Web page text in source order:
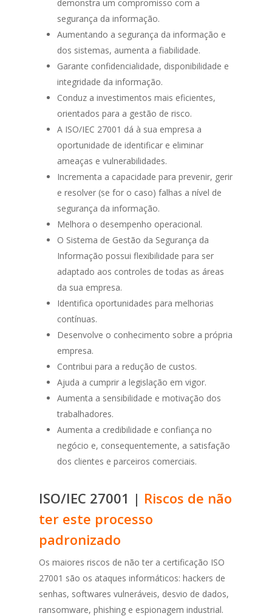
demonstra um compromisso com a
segurança da informação.
Aumentando a segurança da informação e
dos sistemas, aumenta a fiabilidade.
Garante confidencialidade, disponibilidade e
integridade da informação.
Conduz a investimentos mais eficientes,
orientados para a gestão de risco.
A ISO/IEC 27001 dá à sua empresa a
oportunidade de identificar e eliminar
ameaças e vulnerabilidades.
Incrementa a capacidade para prevenir, gerir
e resolver (se for o caso) falhas a nível de
segurança da informação.
Melhora o desempenho operacional.
O Sistema de Gestão da Segurança da
Informação possui flexibilidade para ser
adaptado aos controles de todas as áreas
da sua empresa.
Identifica oportunidades para melhorias
contínuas.
Desenvolve o conhecimento sobre a própria
empresa.
Contribui para a redução de custos.
Ajuda a cumprir a legislação em vigor.
Aumenta a sensibilidade e motivação dos
trabalhadores.
Aumenta a credibilidade e confiança no
negócio e, consequentemente, a satisfação
dos clientes e parceiros comerciais.
ISO/IEC 27001 | Riscos de não
ter este processo
padronizado
Os maiores riscos de não ter a certificação ISO
27001 são os ataques informáticos: hackers de
senhas, softwares vulneráveis, desvio de dados,
ransomware, phishing e espionagem industrial.